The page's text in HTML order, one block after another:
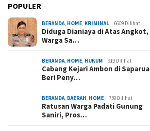
POPULER
BERANDA HOME KRIMINAL 6609 Dilihat
Diduga Dianiaya di Atas Angkot,
Warga Sa…
BERANDA HOME HUKUM 919 Dilihat
Cabang Kejari Ambon di Saparua
Beri Peny…
BERANDA DAERAH HOME 739 Dilihat
Ratusan Warga Padati Gunung
Saniri, Pros…